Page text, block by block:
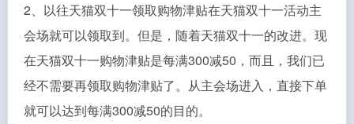
2、以往天猫双十一领取购物津贴在天猫双十一活动主
会场就可以领取到。但是，随着天猫双十一的改进。现
在天猫双十一购物津贴是每满300减50，而且，我们已
经不需要再领取购物津贴了。从主会场进入，直接下单
就可以达到每满300减50的目的。